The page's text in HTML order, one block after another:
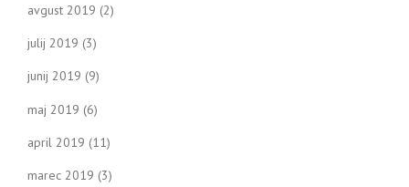
avgust 2019 (2)
julij 2019 (3)
junij 2019 (9)
maj 2019 (6)
april 2019 (11)
marec 2019 (3)